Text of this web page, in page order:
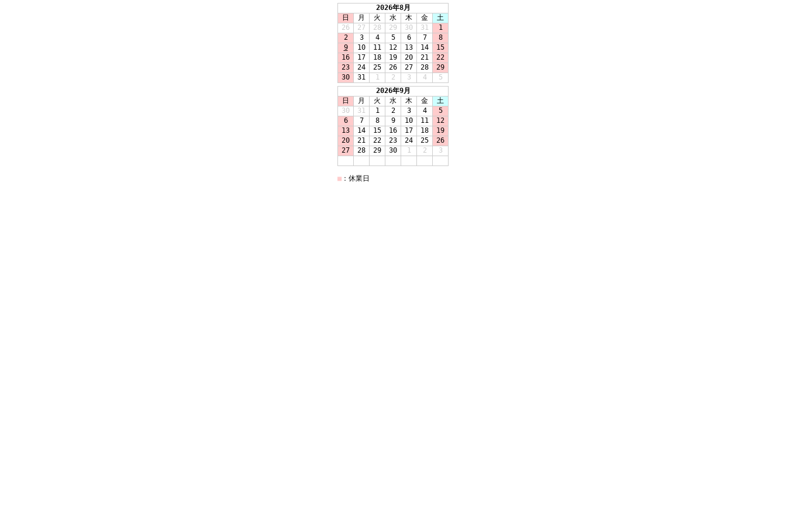
2026年8月
日
月 火 水 木 金
土
26
27 28 29 30 31
1
2
3 4 5 6 7
8
9
10 11 12 13 14
15
16
17 18 19 20 21
22
23
24 25 26 27 28
29
30
31 1 2 3 4
5
2026年9月
日
月 火 水 木 金
土
30
31 1 2 3 4
5
6
7 8 9 10 11
12
13
14 15 16 17 18
19
20
21 22 23 24 25
26
27
28 29 30 1 2 3
■ ：休業日